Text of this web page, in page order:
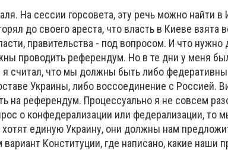
На сессии горсовета, эту речь можно найти в
до своего ареста, что власть в Киеве взята
правительства - под вопросом. И что нужно
проводить референдум. Но в те дни у меня
я считал, что мы должны быть либо
Украины, либо воссоединение с Россией.
на референдум. Процессуально я не совсем
о конфедерализации или федерализации, то
единую Украину, они должны нам
Конституции, где написано, какие наши